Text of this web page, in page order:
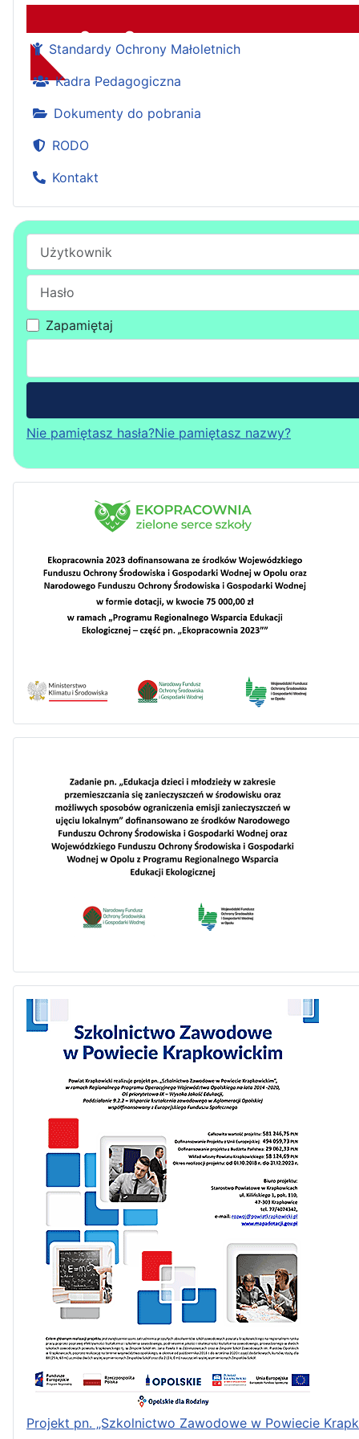
Standardy Ochrony Małoletnich
Kadra Pedagogiczna
Dokumenty do pobrania
RODO
Kontakt
Zapamiętaj
Nie pamiętasz hasła?Nie pamiętasz nazwy?
Projekt pn. „Szkolnictwo Zawodowe w Powiecie